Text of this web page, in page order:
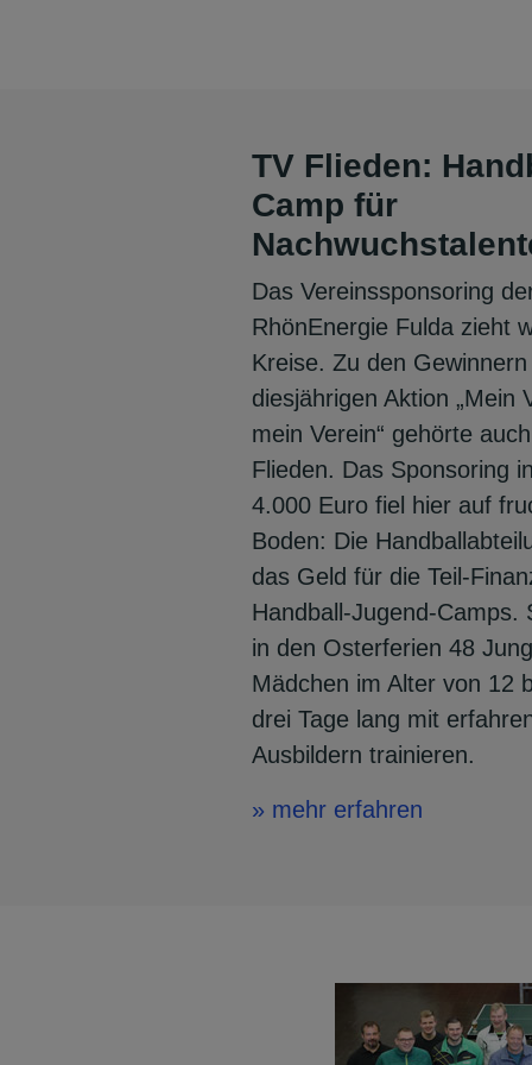
TV Flieden:
Camp für
Das Vereinssponsoring
RhönEnergie Fulda zieht
Kreise. Zu den
diesjährigen Aktion „Mein
mein Verein“ gehörte
Flieden. Das Sponsoring
4.000 Euro fiel hier auf
Boden: Die
das Geld für die Teil-
Handball-Jugend-Camps.
in den Osterferien 48
Mädchen im Alter von 12
drei Tage lang mit
Ausbildern trainieren.
» mehr erfahren